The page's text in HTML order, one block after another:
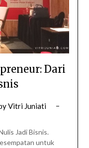
Dari
Vitri Juniati
Jadi Bisnis.
untuk